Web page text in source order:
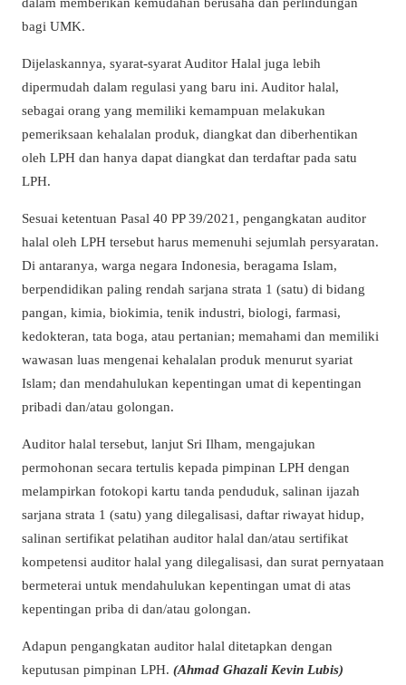
bagi UMK.
Dijelaskannya, syarat-syarat Auditor Halal juga lebih
dipermudah dalam regulasi yang baru ini. Auditor halal,
sebagai orang yang memiliki kemampuan melakukan
pemeriksaan kehalalan produk, diangkat dan diberhentikan
oleh LPH dan hanya dapat diangkat dan terdaftar pada satu
LPH.
Sesuai ketentuan Pasal 40 PP 39/2021, pengangkatan auditor
halal oleh LPH tersebut harus memenuhi sejumlah persyaratan.
Di antaranya, warga negara Indonesia, beragama Islam,
berpendidikan paling rendah sarjana strata 1 (satu) di bidang
pangan, kimia, biokimia, tenik industri, biologi, farmasi,
kedokteran, tata boga, atau pertanian; memahami dan memiliki
wawasan luas mengenai kehalalan produk menurut syariat
Islam; dan mendahulukan kepentingan umat di kepentingan
pribadi dan/atau golongan.
Auditor halal tersebut, lanjut Sri Ilham, mengajukan
permohonan secara tertulis kepada pimpinan LPH dengan
melampirkan fotokopi kartu tanda penduduk, salinan ijazah
sarjana strata 1 (satu) yang dilegalisasi, daftar riwayat hidup,
salinan sertifikat pelatihan auditor halal dan/atau sertifikat
kompetensi auditor halal yang dilegalisasi, dan surat pernyataan
bermeterai untuk mendahulukan kepentingan umat di atas
kepentingan priba di dan/atau golongan.
Adapun pengangkatan auditor halal ditetapkan dengan
keputusan pimpinan LPH. (Ahmad Ghazali Kevin Lubis)